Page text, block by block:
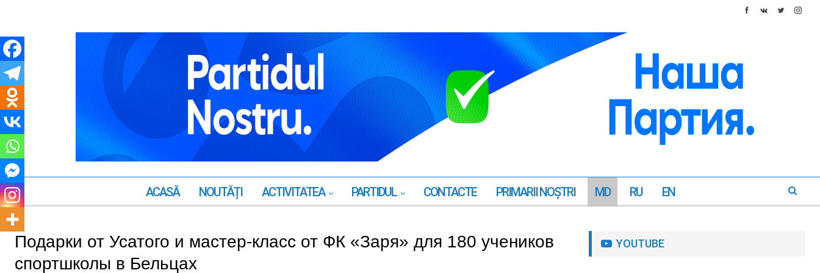
ACASĂ NOUTĂȚI ACTIVITATEA PARTIDUL CONTACTE PRIMARII NOŞTRI MD RU EN
Подарки от Усатого и мастер-класс от ФК «Заря» для 180 учеников
спортшколы в Бельцах
YOUTUBE